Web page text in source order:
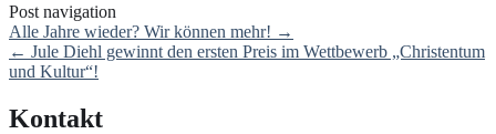
Post navigation
Alle Jahre wieder? Wir können mehr! →
← Jule Diehl gewinnt den ersten Preis im Wettbewerb „Christentum
und Kultur“!
Kontakt